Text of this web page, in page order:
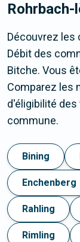
Découvrez les
Débit des
Bitche. Vous
Comparez les
d'éligibilité
commune.
Bining
Enchenberg
Rahling
Rimling